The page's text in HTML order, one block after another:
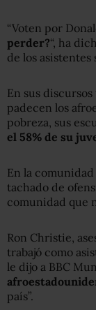
“Voten por
perder?“, ha
de los asistentes
En sus
padecen los
pobreza, sus
el 58% de su
En la
tachado de
comunidad que
Ron Christie,
trabajó como
le dijo a BBC
país”.